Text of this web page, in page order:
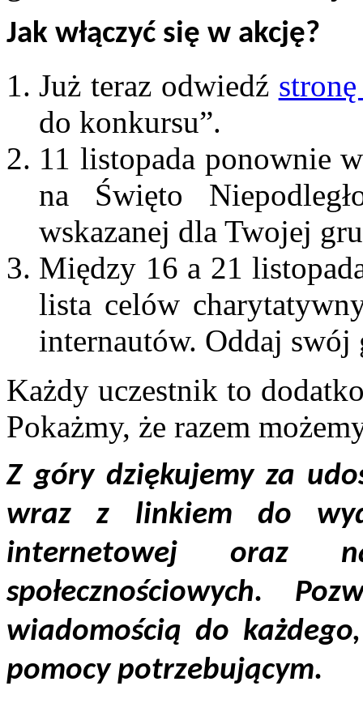
Jak włączyć się w akcję?
Już teraz odwiedź
do konkursu”.
11 listopada ponownie
na Święto
wskazanej dla Twojej
Między 16 a 21
lista celów
internautów. Oddaj swój
Każdy uczestnik to
Pokażmy, że razem
Z góry dziękujemy za
wraz z linkiem do
internetowej oraz
społecznościowych.
wiadomością do
pomocy potrzebującym.